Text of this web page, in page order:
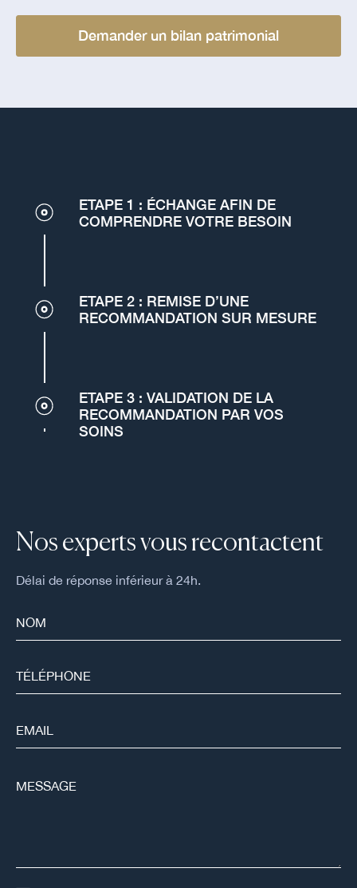
Demander un bilan patrimonial
ETAPE 1 : ÉCHANGE AFIN DE
COMPRENDRE VOTRE BESOIN
ETAPE 2 : REMISE D’UNE
RECOMMANDATION SUR MESURE
ETAPE 3 : VALIDATION DE LA
RECOMMANDATION PAR VOS
SOINS
Nos experts vous recontactent
Délai de réponse inférieur à 24h.